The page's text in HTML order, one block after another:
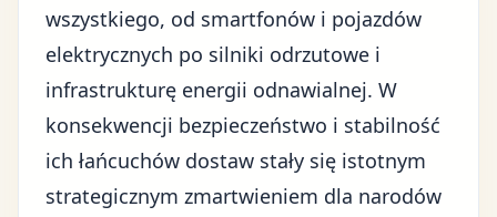
wszystkiego, od smartfonów i pojazdów
elektrycznych po silniki odrzutowe i
infrastrukturę energii odnawialnej. W
konsekwencji bezpieczeństwo i stabilność
ich łańcuchów dostaw stały się istotnym
strategicznym zmartwieniem dla narodów